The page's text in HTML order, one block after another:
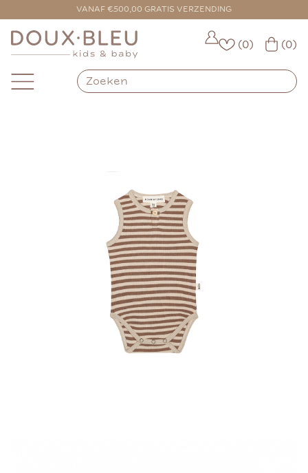
VANAF €500,00 GRATIS VERZENDING
VOOR 16:00 BESTELD = VANDAAG VERZONDEN
(0) (0)